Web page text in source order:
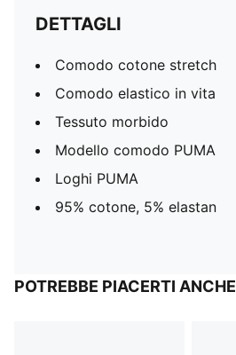
DETTAGLI
Comodo cotone stretch
Comodo elastico in vita
Tessuto morbido
Modello comodo PUMA
Loghi PUMA
95% cotone, 5% elastan
POTREBBE PIACERTI ANCHE